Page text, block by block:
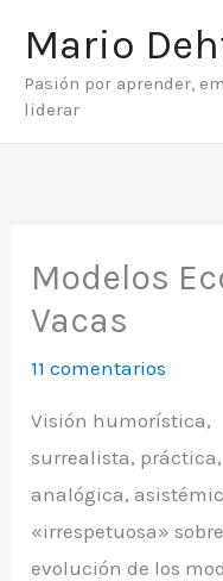
contenido
Mario
Pasión por aprender,
liderar
Modelos
Vacas
11 comentarios
Visión humorística,
surrealista, práctica,
analógica,
«irrespetuosa»
evolución de los